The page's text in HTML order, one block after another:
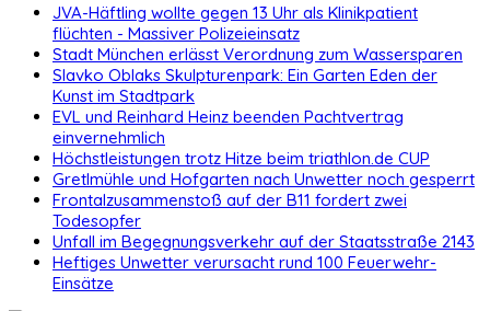
JVA-Häftling wollte gegen 13 Uhr als Klinikpatient
flüchten - Massiver Polizeieinsatz
Stadt München erlässt Verordnung zum Wassersparen
Slavko Oblaks Skulpturenpark: Ein Garten Eden der
Kunst im Stadtpark
EVL und Reinhard Heinz beenden Pachtvertrag
einvernehmlich
Höchstleistungen trotz Hitze beim triathlon.de CUP
Gretlmühle und Hofgarten nach Unwetter noch gesperrt
Frontalzusammenstoß auf der B11 fordert zwei
Todesopfer
Unfall im Begegnungsverkehr auf der Staatsstraße 2143
Heftiges Unwetter verursacht rund 100 Feuerwehr-
Einsätze